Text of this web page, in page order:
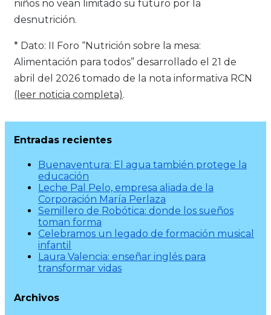
niños no vean limitado su futuro por la
desnutrición.
* Dato: II Foro “Nutrición sobre la mesa:
Alimentación para todos” desarrollado el 21 de
abril del 2026 tomado de la nota informativa RCN
(leer noticia completa).
Entradas recientes
Buenaventura: El agua también protege la
educación
Leche Pal Pelo, empresa aliada de la
Corporación María Perlaza
Semillero de Robótica: donde los sueños
toman forma
Celebramos un legado de formación musical
infantil
Laura Valencia: enseñar inglés para
transformar vidas
Archivos